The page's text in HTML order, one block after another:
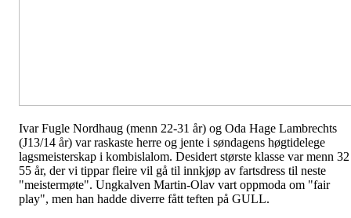
Ivar Fugle Nordhaug (menn 22-31 år) og Oda Hage Lambrechts
(J13/14 år) var raskaste herre og jente i søndagens høgtidelege
lagsmeisterskap i kombislalom. Desidert største klasse var menn
55 år, der vi tippar fleire vil gå til innkjøp av fartsdress til neste
"meistermøte". Ungkalven Martin-Olav vart oppmoda om "fair
play", men han hadde diverre fått teften på GULL.